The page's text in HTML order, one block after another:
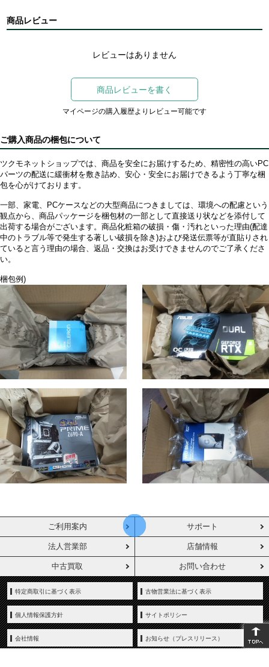
商品レビュー
レビューはありません
商品レビューを書く
マイページの購入履歴よりレビュー可能です
ご購入商品の梱包について
ツクモネットショップでは、商品を安全にお届けするため、精密性の高いPC
パーツの配送に緩衝材を敷き詰め、安心・安全にお届けできるよう丁寧な梱
包を心がけております。
一部、家電、PCケースなどの大型商品につきましては、環境への配慮という
観点から、商品パッケージを梱包材の一部として直接送り状などを添付して
出荷する場合がございます。商品化粧箱の破損・傷・汚れといった理由(配達
中のトラブル等で発生する著しい破損を除き)および発送伝票等が直貼りされ
ていると言う理由の場合、返品・交換はお受けできませんのでご了承くださ
い。
梱包例)
ご利用案内 サポート
法人営業部 店舗情報
中古買取 お問い合わせ
特定商取引に基づく表示 古物営業法に基づく表示
個人情報保護方針 サイトポリシー
会社情報 お知らせ（プレスリリース）